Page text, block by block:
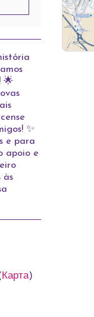
🌟
✨
e para
apoio e
às
Карта)